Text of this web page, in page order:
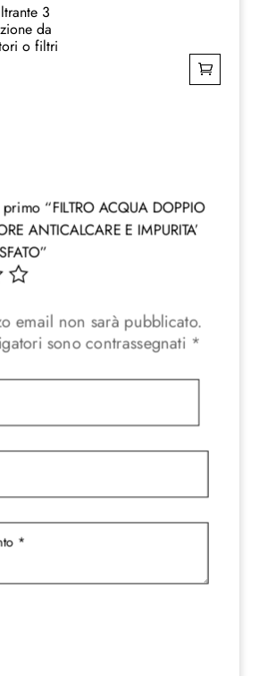
3
da
o filtri
“FILTRO ACQUA DOPPIO
ANTICALCARE E IMPURITA’
email non sarà pubblicato.
sono contrassegnati *